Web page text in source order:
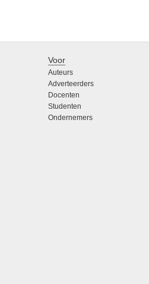
Voor
Auteurs
Adverteerders
Docenten
Studenten
Ondernemers